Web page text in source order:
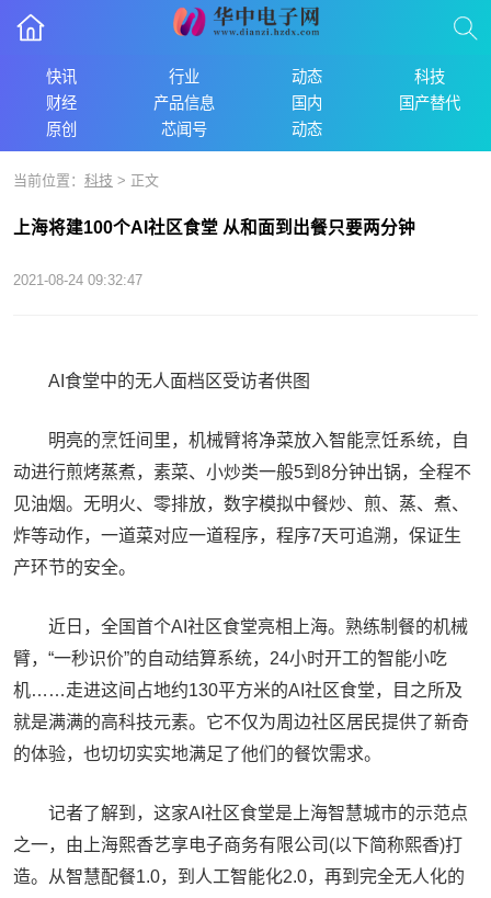
快讯 行业 动态
科技
财经
产品信息 国内
国产替代
原创
芯闻号 动态
当前位置： 科技 > 正文
上海将建100个AI社区食堂 从和面到出餐只要两分钟
2021-08-24 09:32:47
AI食堂中的无人面档区受访者供图
明亮的烹饪间里，机械臂将净菜放入智能烹饪系统，自
动进行煎烤蒸煮，素菜、小炒类一般5到8分钟出锅，全程不
见油烟。无明火、零排放，数字模拟中餐炒、煎、蒸、煮、
炸等动作，一道菜对应一道程序，程序7天可追溯，保证生
产环节的安全。
近日，全国首个AI社区食堂亮相上海。熟练制餐的机械
臂，“一秒识价”的自动结算系统，24小时开工的智能小吃
机……走进这间占地约130平方米的AI社区食堂，目之所及
就是满满的高科技元素。它不仅为周边社区居民提供了新奇
的体验，也切切实实地满足了他们的餐饮需求。
记者了解到，这家AI社区食堂是上海智慧城市的示范点
之一，由上海熙香艺享电子商务有限公司(以下简称熙香)打
造。从智慧配餐1.0，到人工智能化2.0，再到完全无人化的